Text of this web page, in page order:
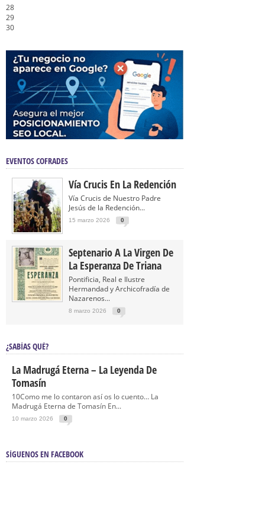
28
29
30
EVENTOS COFRADES
Vía Crucis En La Redención
Vía Crucis de Nuestro Padre
Jesús de la Redención...
15 marzo 2026 0
Septenario A La Virgen De
La Esperanza De Triana
Pontificia, Real e Ilustre
Hermandad y Archicofradía de
Nazarenos...
8 marzo 2026 0
¿SABÍAS QUÉ?
La Madrugá Eterna – La Leyenda De
Tomasín
10Como me lo contaron así os lo cuento… La
Madrugá Eterna de Tomasín En...
10 marzo 2026 0
SÍGUENOS EN FACEBOOK